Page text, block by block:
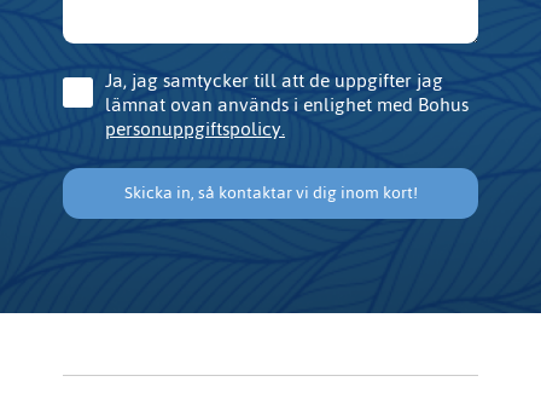
ConsentJa, jag samtycker till att de uppgifter jag
lämnat ovan används i enlighet med Bohus
personuppgiftspolicy.
Skicka in, så kontaktar vi dig inom kort!